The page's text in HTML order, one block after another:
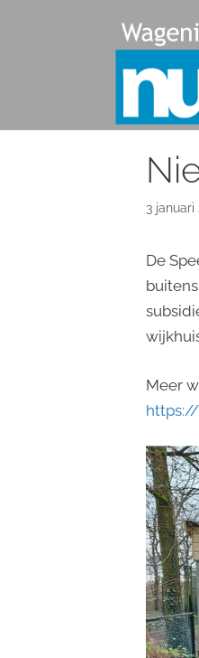
3 januari
De
Meer